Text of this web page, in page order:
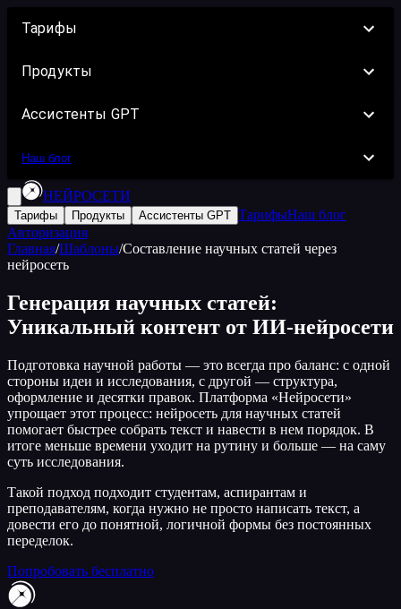
Тарифы
Продукты
Ассистенты GPT
Наш блог
НЕЙРОСЕТИ
Тарифы Продукты Ассистенты GPT ТарифыНаш блог
Авторизация
Главная/Шаблоны/Составление научных статей через
нейросеть
Генерация научных статей:
Уникальный контент от ИИ-нейросети
Подготовка научной работы — это всегда про баланс: с одной
стороны идеи и исследования, с другой — структура,
оформление и десятки правок. Платформа «Нейросети»
упрощает этот процесс: нейросеть для научных статей
помогает быстрее собрать текст и навести в нем порядок. В
итоге меньше времени уходит на рутину и больше — на саму
суть исследования.
Такой подход подходит студентам, аспирантам и
преподавателям, когда нужно не просто написать текст, а
довести его до понятной, логичной формы без постоянных
переделок.
Попробовать бесплатно